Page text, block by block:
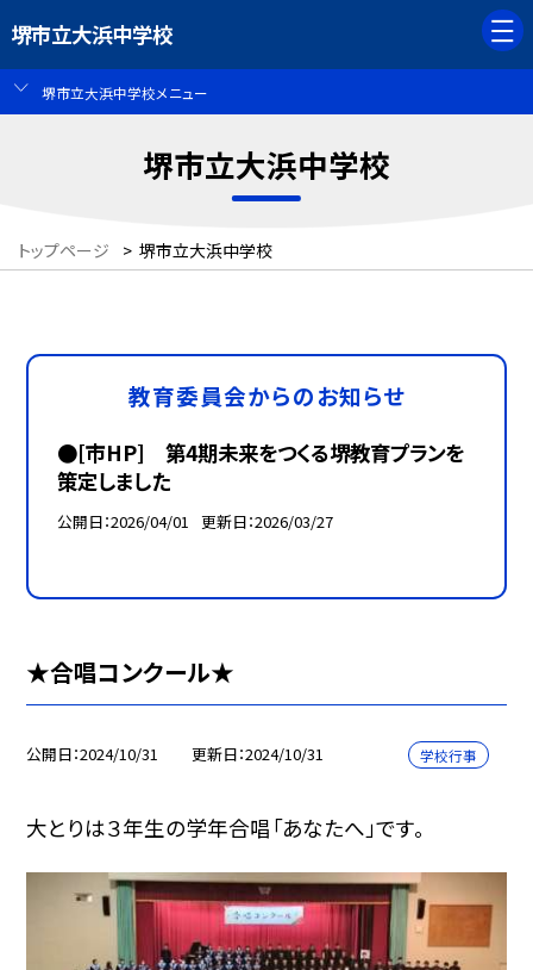
堺市立大浜中学校
堺市立大浜中学校メニュー
堺市立大浜中学校
トップページ > 堺市立大浜中学校
教育委員会からのお知らせ
●[市HP] 第4期未来をつくる堺教育プランを
策定しました
公開日 2026/04/01 更新日 2026/03/27
★合唱コンクール★
公開日 2024/10/31 更新日 2024/10/31 学校行事
大とりは３年生の学年合唱「あなたへ」です。